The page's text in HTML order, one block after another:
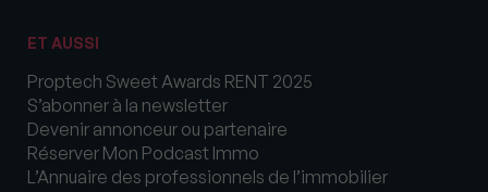
ET AUSSI
Proptech Sweet Awards RENT 2025
S’abonner à la newsletter
Devenir annonceur ou partenaire
Réserver Mon Podcast Immo
L’Annuaire des professionnels de l’immobilier